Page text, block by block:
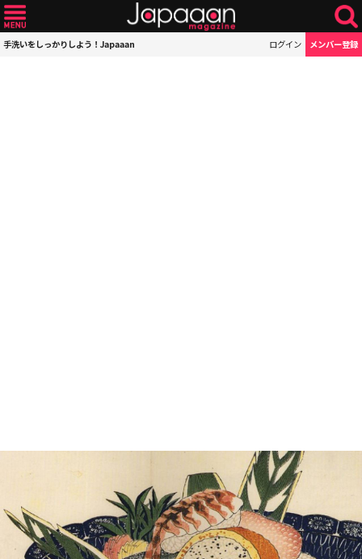
手洗いをしっかりしよう！Japaaan ログイン メンバー登録